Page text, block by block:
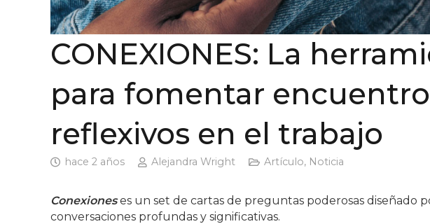
CONEXIONES: La
para fomentar
reflexivos en el trabajo
hace 2 años Alejandra Wright Artículo, Noticia
Conexiones es un set de cartas de preguntas poderosas diseñado
conversaciones profundas y significativas.